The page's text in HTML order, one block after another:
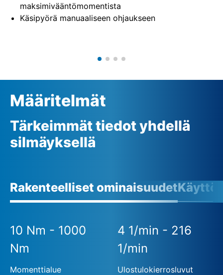
maksimivääntömomentista
Käsipyörä manuaaliseen ohjaukseen
Määritelmät
Tärkeimmät tiedot yhdellä
silmäyksellä
Rakenteelliset ominaisuudet
10 Nm - 1000
Nm
Momenttialue
4 1/min - 216
1/min
Ulostulokierrosluvut